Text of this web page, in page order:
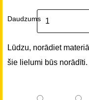
Daudzums
Lūdzu, norādiet
šie lielumi būs norādīti.